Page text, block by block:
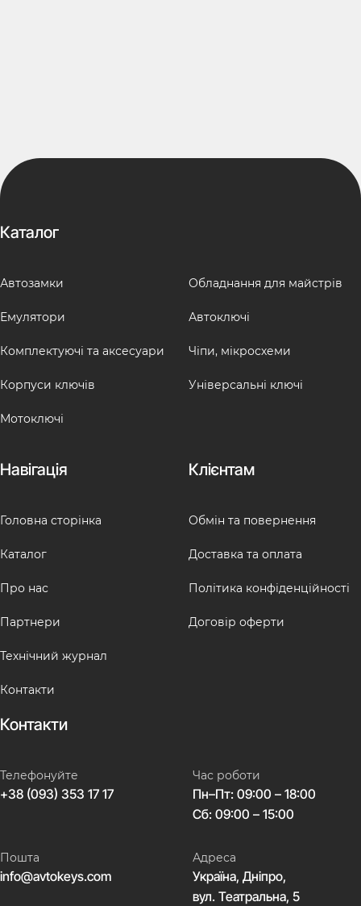
Каталог
Автозамки
Емулятори
Комплектуючі та аксесуари
Корпуси ключів
Мотоключі
Обладнання для майстрів
Автоключі
Чіпи, мікросхеми
Універсальні ключі
Навігація
Головна сторінка
Каталог
Про нас
Партнери
Технічний журнал
Контакти
Клієнтам
Обмін та повернення
Доставка та оплата
Політика конфіденційності
Договір оферти
Контакти
Телефонуйте
+38 (093) 353 17 17
Час роботи
Пн–Пт: 09:00 – 18:00
Сб: 09:00 – 15:00
Пошта
info@avtokeys.com
Адреса
Україна, Дніпро,
вул. Театральна, 5